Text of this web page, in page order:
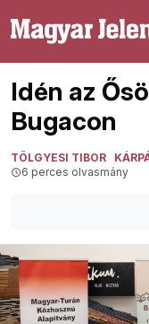
Idén az
Bugacon
TÖLGYESI TIBOR
6 perces olvasmány